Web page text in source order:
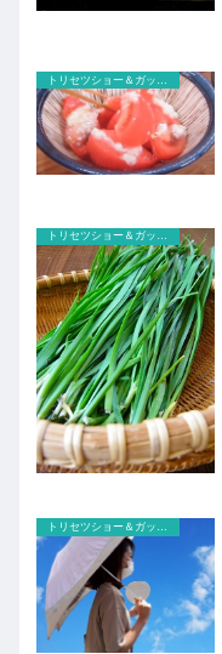
トリセツショー＆ガッテン
トリセツショー＆ガッテン